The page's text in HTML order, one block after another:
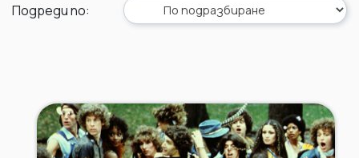
Подреди по: